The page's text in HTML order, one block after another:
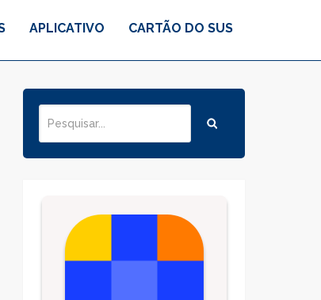
APLICATIVO CARTÃO DO SUS